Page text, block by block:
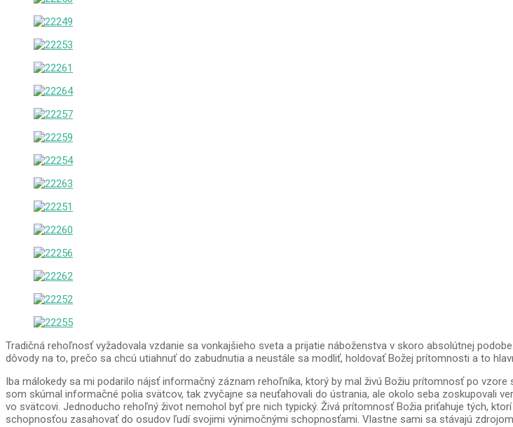
Tradičná rehoľnosť vyžadovala vzdanie sa vonkajšieho sveta a prijatie náboženstva v skoro absolútnej
dôvody na to, prečo sa chcú utiahnuť do zabudnutia a neustále sa modliť, holdovať Božej prítomnosti a to
Iba málokedy sa mi podarilo nájsť informačný záznam rehoľníka, ktorý by mal živú Božiu prítomnosť po
som skúmal informačné polia svätcov, tak zvyčajne sa neuťahovali do ústrania, ale okolo seba zoskupovali
vo svätcovi. Jednoducho rehoľný život nemohol byť pre nich typický. Živá prítomnosť Božia priťahuje tých,
schopnosťou zasahovať do osudov ľudí svojimi výnimočnými schopnosťami. Vlastne sami sa stávajú